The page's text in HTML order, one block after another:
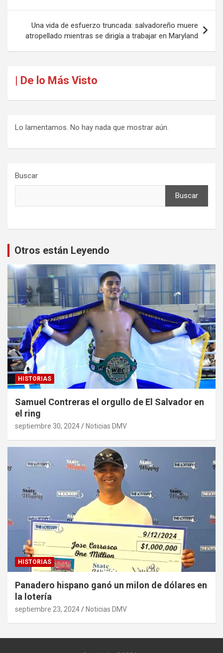
entradas
Una vida de esfuerzo truncada: salvadoreño muere
atropellado mientras se dirigía a trabajar en Maryland
| De lo Más Visto
Lo lamentamos. No hay nada que mostrar aún.
Buscar
Buscar
Otros están Leyendo
HISTORIAS
Samuel Contreras el orgullo de El Salvador en
el ring
septiembre 30, 2024 Noticias DMV
HISTORIAS
Panadero hispano ganó un milon de dólares en
la lotería
septiembre 23, 2024 Noticias DMV